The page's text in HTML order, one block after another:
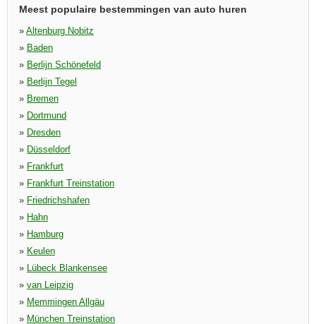
Meest populaire bestemmingen van auto huren
» Altenburg Nobitz
» Baden
» Berlijn Schönefeld
» Berlijn Tegel
» Bremen
» Dortmund
» Dresden
» Düsseldorf
» Frankfurt
» Frankfurt Treinstation
» Friedrichshafen
» Hahn
» Hamburg
» Keulen
» Lübeck Blankensee
» van Leipzig
» Memmingen Allgäu
» München Treinstation